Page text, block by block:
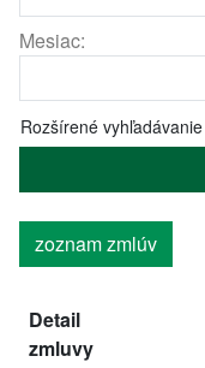
Mesiac:
Rozšírené vyhľadávanie
zoznam zmlúv
Detail
zmluvy